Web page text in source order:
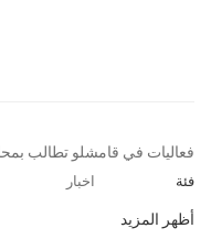
⁣فعاليات في قامشلو تطالب
فئة اخبار
أظهر المزيد